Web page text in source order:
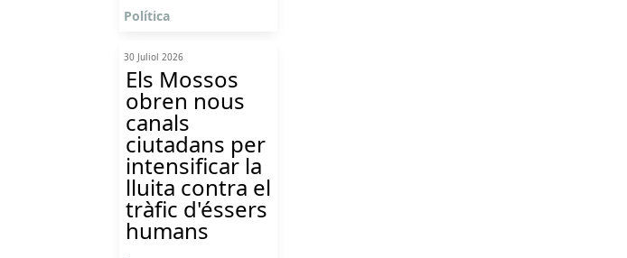
Política
30 Juliol 2026
Els Mossos
obren nous
canals
ciutadans per
intensificar la
lluita contra el
tràfic d'éssers
humans